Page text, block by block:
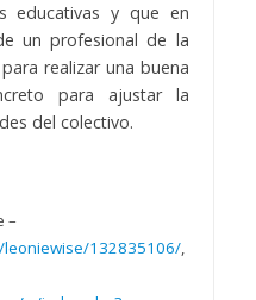
educativas y que en
un profesional de la
realizar una buena
para ajustar la
del colectivo.
–
132835106/,